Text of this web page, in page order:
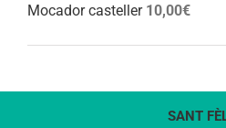
Mocador casteller 10,00€
SANT